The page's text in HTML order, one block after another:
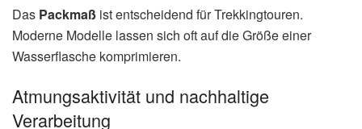
Das Packmaß ist entscheidend für Trekkingtouren.
Moderne Modelle lassen sich oft auf die Größe einer
Wasserflasche komprimieren.
Atmungsaktivität und nachhaltige
Verarbeitung